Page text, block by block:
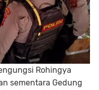
Rohingya
sementara Gedung